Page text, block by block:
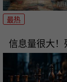
最热
信息量很大